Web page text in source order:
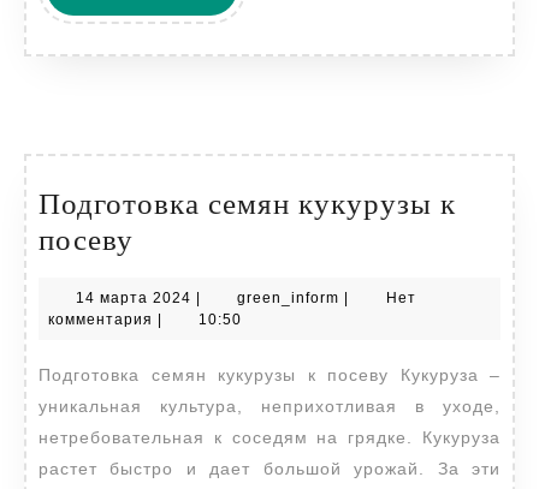
ДАЛЕЕ
Подготовка семян кукурузы к
посеву
кукурузы
посеву
14 марта 2024 14
марта
green_inform green_inform
Нет
комментария
10:50
Подготовка семян кукурузы к посеву Кукуруза –
уникальная культура, неприхотливая в уходе,
нетребовательная к соседям на грядке. Кукуруза
растет быстро и дает большой урожай. За эти